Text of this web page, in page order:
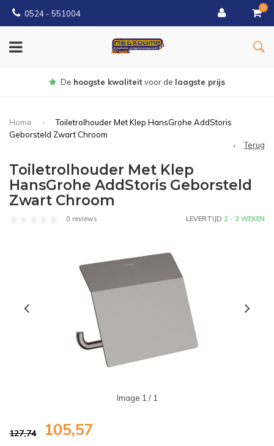
0524 - 551004
0
Gratisbezorgd vanaf €150
Home
Toiletrolhouder Met Klep HansGrohe AddStoris
Geborsteld Zwart Chroom
Terug
Toiletrolhouder Met Klep
HansGrohe AddStoris Geborsteld
Zwart Chroom
0 reviews LEVERTIJD 2 - 3 WEKEN
Image 1 / 1
127,74 105,57